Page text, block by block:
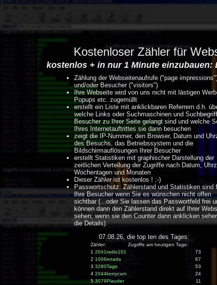
Kostenloser Zähler für
kostenlos + in nur 1 Minute
Zählung der Webseitenaufrufe ("page
und/oder Besucher ("visitors")
Ihre Webseite wird von uns nicht mit lästigen
Popups etc. zugemüllt
erstellt ein Liste mit anklickbaren Referrern d.h.
welche Links oder Suchmaschinen und
Besucher zu Ihrer Seite gelangt sind und welche
Ihres Internetauftrittes sie dann besuchen
zeigt die IP-Nummer, den Browser, Datum und
des Besuchs, das Betriebssystem und die
Bildschirmauflösungen Ihrer Besucher
erstellt Statistiken mit graphischer Darstellung der
zeitlichen Verteilung der Zugriffe nach Datum,
Wochentagen und Monaten
Dieser Zähler ist kostenlos ! ;-)
Passwortschutz: Zählerstand und Statistiken sind
Ihre Besucher wenn Sie es wünschen nicht offen
sichtbar (...oder Sie lassen das Passwortfeld frei
können dann den Zählerstand direkt auf Ihrer
sehen; wenn sie den Counter dann anklicken
die Details).
07.08.26, die top ten des Tages:
Zähler: Zugriffe am heutigen Tage:
1 2041radio101
73
2 1006enada
67
3 3280Tage
53
4 2044kerrycam
24
53079Plauder
11